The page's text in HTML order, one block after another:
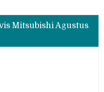
Bukan Cuma Layar 14,6 Inci, Ini Fitur Pintar Changan Nevo Q05 yang Dibanderol Rp309 Juta
Promo Servis Mitsubishi Agustus 2026, Ada Diskon ESP dan Bodi & Cat Kilau Merdeka
Bukan Cuma Layar 14,6 Inci, Ini Fitur Pintar Changan Nevo Q05 yang Dibanderol Rp309 Juta